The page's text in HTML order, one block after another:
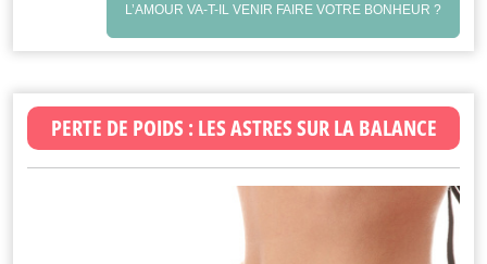
L’AMOUR VA-T-IL VENIR FAIRE VOTRE BONHEUR ?
PERTE DE POIDS : LES ASTRES SUR LA BALANCE